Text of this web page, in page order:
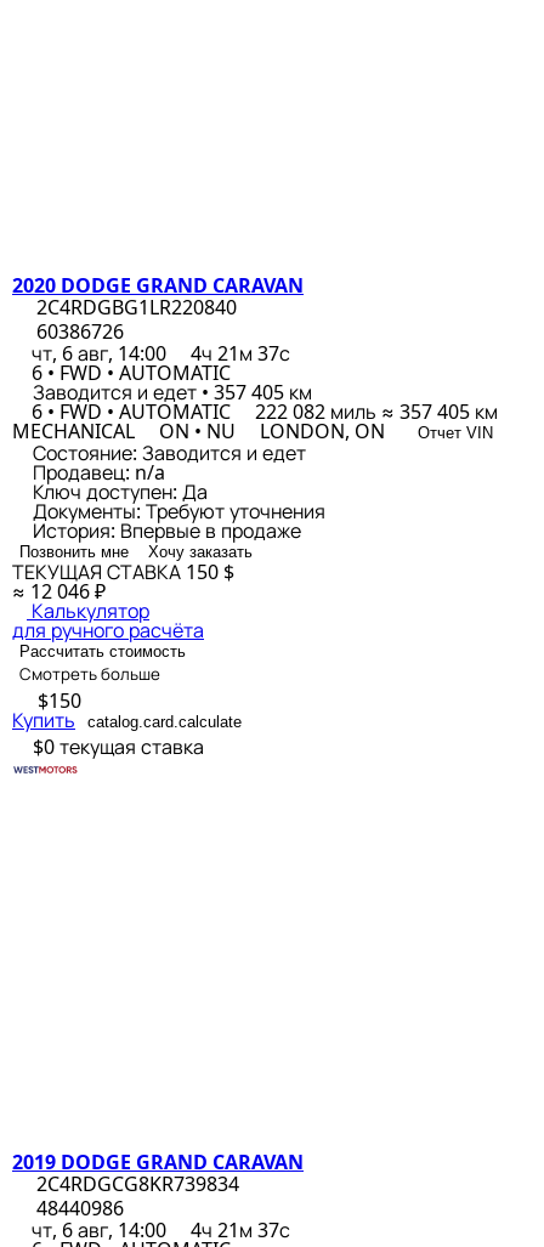
2020 DODGE GRAND CARAVAN
2C4RDGBG1LR220840
60386726
чт, 6 авг, 14:00
4ч 21м 37с
6 • FWD • AUTOMATIC
Заводится и едет • 357 405 км
6 • FWD • AUTOMATIC 222 082 миль ≈ 357 405 км
MECHANICAL ON • NU LONDON, ON Отчет VIN
Состояние: Заводится и едет
Продавец: n/a
Ключ доступен: Да
Документы: Требуют уточнения
История: Впервые в продаже
Позвонить мне Хочу заказать
ТЕКУЩАЯ СТАВКА 150 $
≈ 12 046 ₽
Калькулятор
для ручного расчёта
Рассчитать стоимость
Смотреть больше
$150
Купить catalog.card.calculate
$0текущая ставка
2019 DODGE GRAND CARAVAN
2C4RDGCG8KR739834
48440986
чт, 6 авг, 14:00
4ч 21м 37с